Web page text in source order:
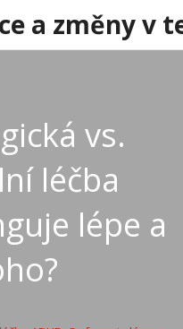
a změny v
vs.
léčba
lépe a